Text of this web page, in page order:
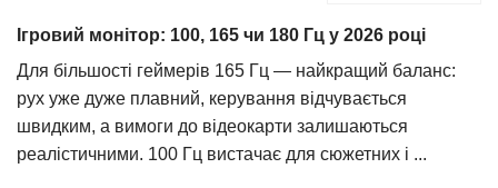
Ігровий монітор: 100, 165 чи 180 Гц у 2026 році
Для більшості геймерів 165 Гц — найкращий баланс:
рух уже дуже плавний, керування відчувається
швидким, а вимоги до відеокарти залишаються
реалістичними. 100 Гц вистачає для сюжетних і ...